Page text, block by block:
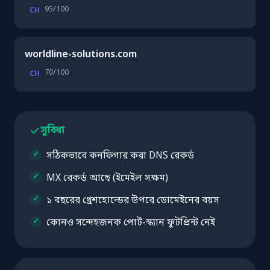
CH 95/100
worldline-solutions.com
CH 70/100
সুবিধা
সঠিকভাবে কনফিগার করা DNS রেকর্ড
MX রেকর্ড আছে (ইমেইল সক্ষম)
১ বছরের থ্রেশহোল্ডের উপরে ডোমেইনের বয়স
কোনও সন্দেহজনক পোর্ট-স্ক্যান ফুটপ্রিন্ট নেই